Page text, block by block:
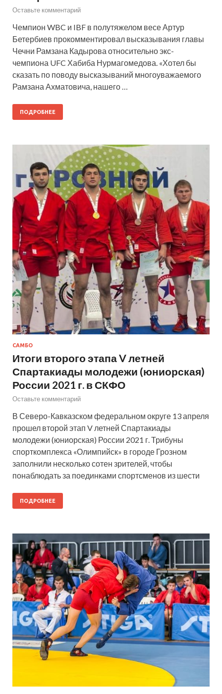
Оставьте комментарий
Чемпион WBC и IBF в полутяжелом весе Артур
Бетербиев прокомментировал высказывания главы
Чечни Рамзана Кадырова относительно экс-
чемпиона UFC Хабиба Нурмагомедова. «Хотел бы
сказать по поводу высказываний многоуважаемого
Рамзана Ахматовича, нашего …
ПОДРОБНЕЕ
САМБО
Итоги второго этапа V летней
Спартакиады молодежи (юниорская)
России 2021 г. в СКФО
Оставьте комментарий
В Северо-Кавказском федеральном округе 13 апреля
прошел второй этап V летней Спартакиады
молодежи (юниорская) России 2021 г. Трибуны
спорткомплекса «Олимпийск» в городе Грозном
заполнили несколько сотен зрителей, чтобы
понаблюдать за поединками спортсменов из шести
ПОДРОБНЕЕ